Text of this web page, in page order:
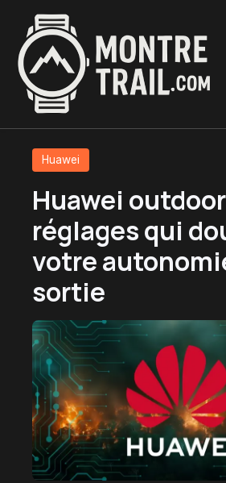
contenu
principal
Huawei
Huawei
réglages qui
votre
sortie